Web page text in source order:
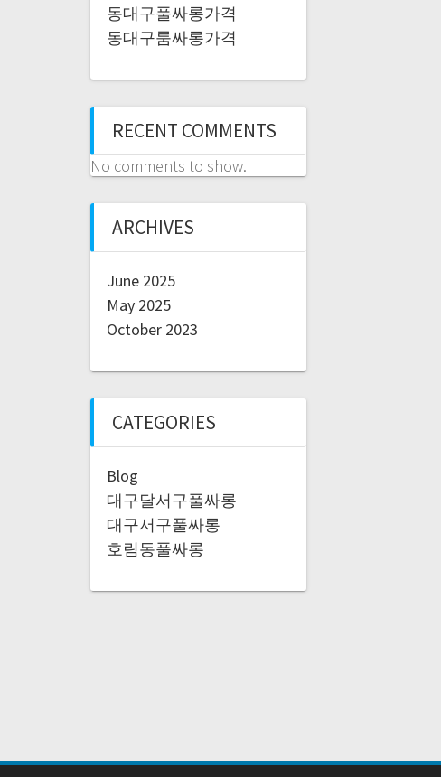
동대구풀싸롱가격
동대구룸싸롱가격
RECENT COMMENTS
No comments to show.
ARCHIVES
June 2025
May 2025
October 2023
CATEGORIES
Blog
대구달서구풀싸롱
대구서구풀싸롱
호림동풀싸롱